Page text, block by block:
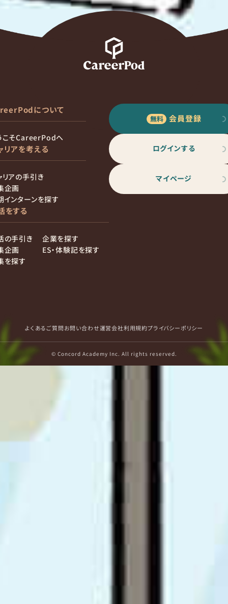
について
こそCareerPodへ
リアを考える
リアの手引き
企画
インターンを探す
をする
の手引き
企画
を探す
企業を探す
ES・体験記を探す
会員登録
ログインする
マイページ
よくあるご質問お問い合わせ運営会社利用規約プライバシーポリシー
© Concord Academy Inc. All rights reserved.